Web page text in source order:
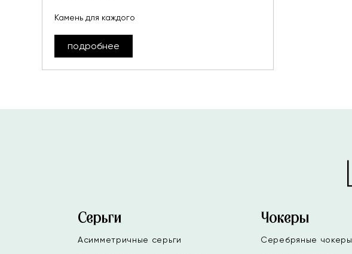
Камень для каждого
подробнее
Серьги
Асимметричные серьги
Чокеры
Серебряные чокеры